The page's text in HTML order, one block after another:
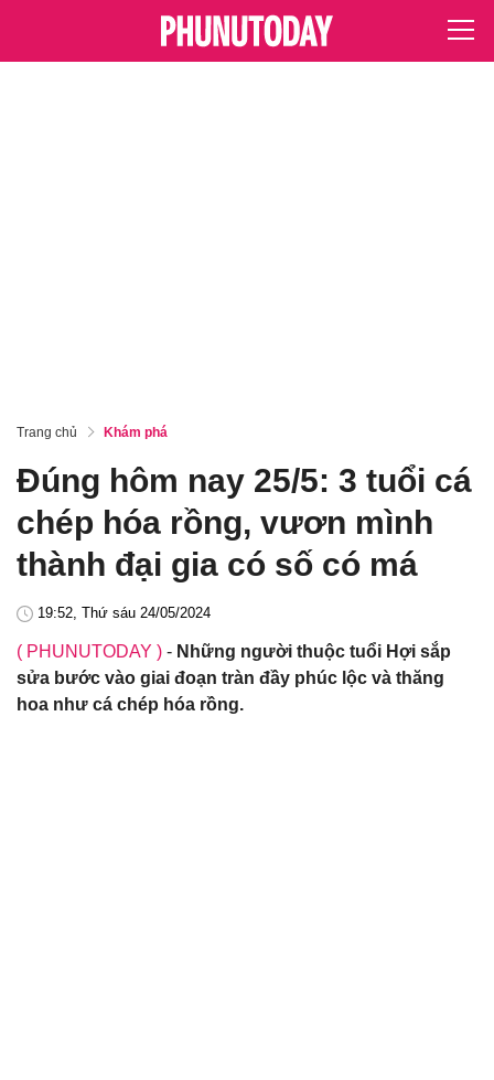
Trang chủ Khám phá
Đúng hôm nay 25/5: 3 tuổi cá
chép hóa rồng, vươn mình
thành đại gia có số có má
19:52, Thứ sáu 24/05/2024
( PHUNUTODAY ) - Những người thuộc tuổi Hợi sắp
sửa bước vào giai đoạn tràn đầy phúc lộc và thăng
hoa như cá chép hóa rồng.